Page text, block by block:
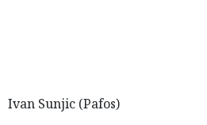
Ivan Sunjic (Pafos)